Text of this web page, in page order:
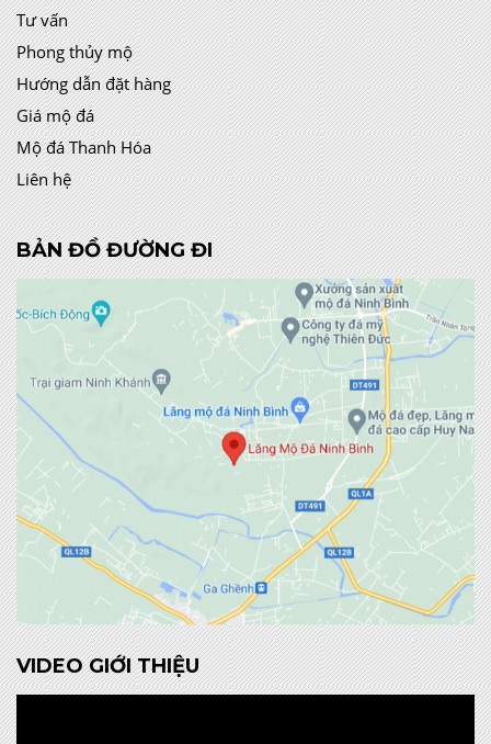
Tư vấn
Phong thủy mộ
Hướng dẫn đặt hàng
Giá mộ đá
Mộ đá Thanh Hóa
Liên hệ
BẢN ĐỒ ĐƯỜNG ĐI
VIDEO GIỚI THIỆU